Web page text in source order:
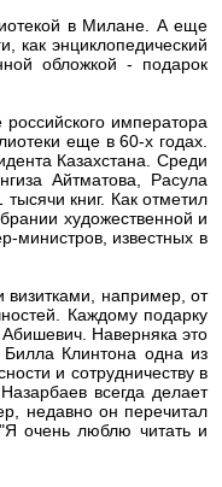
в Милане. А еще
как энциклопедический
обложкой - подарок
императора
еще в 60-х годах.
Казахстана. Среди
Айтматова, Расула
книг. Как отметил
художественной и
министров, известных в
например, от
Каждому подарку
Абишевич. Наверняка это
Клинтона одна из
и сотрудничеству в
всегда делает
недавно он перечитал
очень люблю читать и